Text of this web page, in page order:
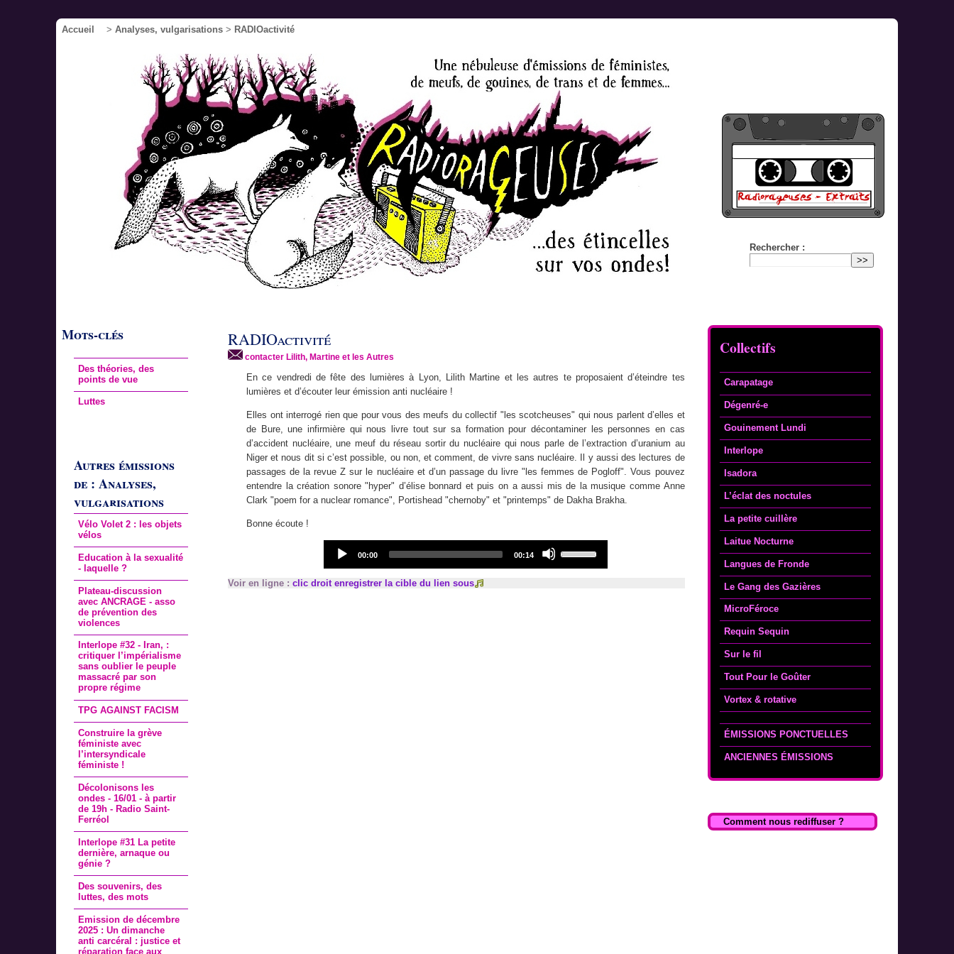
Accueil > Analyses, vulgarisations > RADIOactivité
Rechercher :
Collectifs
Carapatage
Dégenré-e
Gouinement Lundi
Interlope
Isadora
L’éclat des noctules
La petite cuillère
Laitue Nocturne
Langues de Fronde
Le Gang des Gazières
MicroFéroce
Requin Sequin
Sur le fil
Tout Pour le Goûter
Vortex & rotative
ÉMISSIONS PONCTUELLES
ANCIENNES ÉMISSIONS
Comment nous rediffuser ?
Mots-clés
Des théories, des
points de vue
Luttes
Autres émissions
de : Analyses,
vulgarisations
Vélo Volet 2 : les objets
vélos
Education à la sexualité
- laquelle ?
Plateau-discussion
avec ANCRAGE - asso
de prévention des
violences
Interlope #32 - Iran, :
critiquer l’impérialisme
sans oublier le peuple
massacré par son
propre régime
TPG AGAINST FACISM
Construire la grève
féministe avec
l’intersyndicale
féministe !
Décolonisons les
ondes - 16/01 - à partir
de 19h - Radio Saint-
Ferréol
Interlope #31 La petite
dernière, arnaque ou
génie ?
Des souvenirs, des
luttes, des mots
Emission de décembre
2025 : Un dimanche
anti carcéral : justice et
réparation face aux
RADIOactivité
contacter Lilith, Martine et les Autres
En ce vendredi de fête des lumières à Lyon, Lilith Martine et les autres te proposaient d’éteindre tes
lumières et d’écouter leur émission anti nucléaire !
Elles ont interrogé rien que pour vous des meufs du collectif "les scotcheuses" qui nous parlent d’elles et
de Bure, une infirmière qui nous livre tout sur sa formation pour décontaminer les personnes en cas
d’accident nucléaire, une meuf du réseau sortir du nucléaire qui nous parle de l’extraction d’uranium au
Niger et nous dit si c’est possible, ou non, et comment, de vivre sans nucléaire. Il y aussi des lectures de
passages de la revue Z sur le nucléaire et d’un passage du livre "les femmes de Pogloff". Vous pouvez
entendre la création sonore "hyper" d’élise bonnard et puis on a aussi mis de la musique comme Anne
Clark "poem for a nuclear romance", Portishead "chernoby" et "printemps" de Dakha Brakha.
Bonne écoute !
Audio
Player
Current
00:00
Total
00:14
Up/Down
Voir en ligne : clic droit enregistrer la cible du lien sous